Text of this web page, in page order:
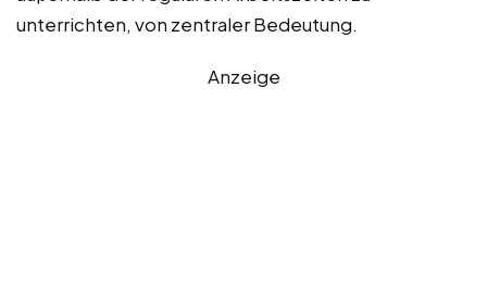
unterrichten, von zentraler Bedeutung.
Anzeige